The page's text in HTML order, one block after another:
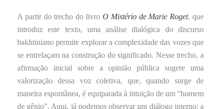
A partir do trecho do livro O Mistério de Marie Roget, que
introduz este texto, uma análise dialógica do discurso
bakhtiniano permite explorar a complexidade das vozes que
se entrelaçam na construção do significado. Nesse trecho, a
afirmação inicial sobre a opinião pública sugere uma
valorização dessa voz coletiva, que, quando surge de
maneira espontânea, é equiparada à intuição de um “homem
de gênio”. Aqui, já podemos observar um diálogo interno: a